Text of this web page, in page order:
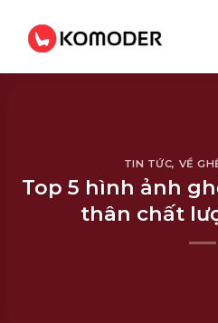
content
TIN TỨC, VỀ
Top 5 hình ảnh
thân chất